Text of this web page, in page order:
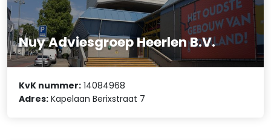
Nuy Adviesgroep Heerlen B.V.
KvK nummer: 14084968
Adres: Kapelaan Berixstraat 7